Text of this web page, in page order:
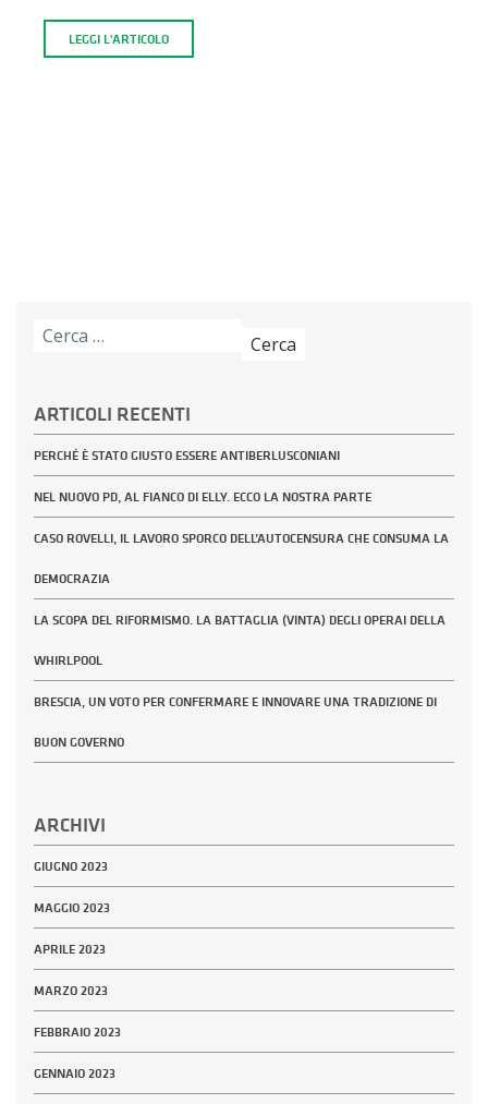
LEGGI L'ARTICOLO
Ricerca
ARTICOLI RECENTI
PERCHÉ È STATO GIUSTO ESSERE ANTIBERLUSCONIANI
NEL NUOVO PD, AL FIANCO DI ELLY. ECCO LA NOSTRA PARTE
CASO ROVELLI, IL LAVORO SPORCO DELL’AUTOCENSURA CHE CONSUMA LA
DEMOCRAZIA
LA SCOPA DEL RIFORMISMO. LA BATTAGLIA (VINTA) DEGLI OPERAI DELLA
WHIRLPOOL
BRESCIA, UN VOTO PER CONFERMARE E INNOVARE UNA TRADIZIONE DI
BUON GOVERNO
ARCHIVI
GIUGNO 2023
MAGGIO 2023
APRILE 2023
MARZO 2023
FEBBRAIO 2023
GENNAIO 2023